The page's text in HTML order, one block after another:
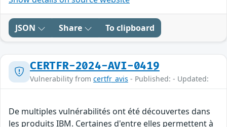
JSON Share To clipboard
CERTFR-2024-AVI-0419
Vulnerability from certfr_avis - Published: - Updated:
De multiples vulnérabilités ont été découvertes dans
les produits IBM. Certaines d'entre elles permettent à